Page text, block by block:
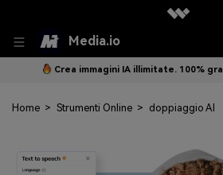
Media.io
Crea immagini IA illimitate. 100%
Home > Strumenti Online > doppiaggio AI